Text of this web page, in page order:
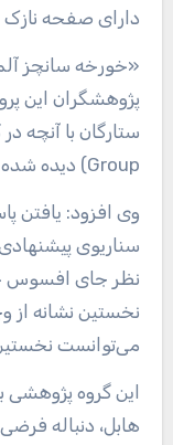
دارای صفحه نازک
پژوهشگران این
Group) دیده شده است، مطابقت دارد.
وی افزود: یافتن
سناریوی
نظر جای افسوس
نخستین نشانه از
می‌توانست نخستین
این گروه
هابل، دنباله